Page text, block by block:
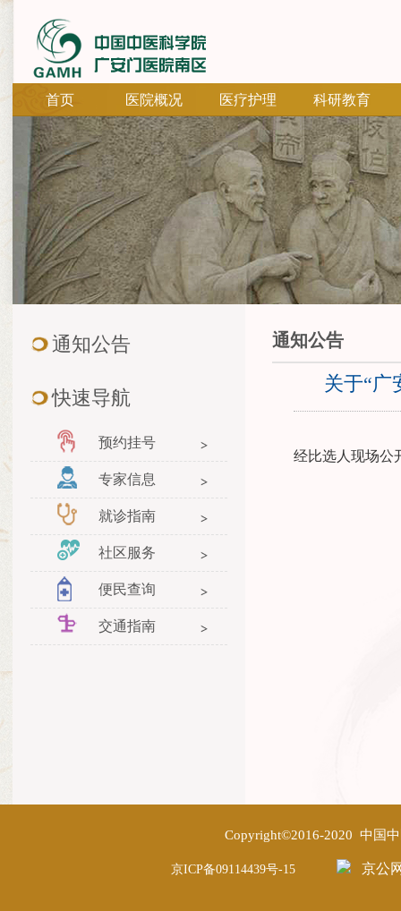
首页 医院概况 医疗护理 科研教育
通知公告
快速导航
预约挂号
专家信息
就诊指南
社区服务
便民查询
交通指南
通知公告
关于“广
经比选人现场公
Copyright©2016-2020 中国
京ICP备09114439号-15 京公